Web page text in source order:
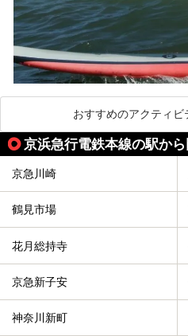
おすすめのアクティビ
京浜急行電鉄本線の駅か
京急川崎
鶴見市場
花月総持寺
京急新子安
神奈川新町